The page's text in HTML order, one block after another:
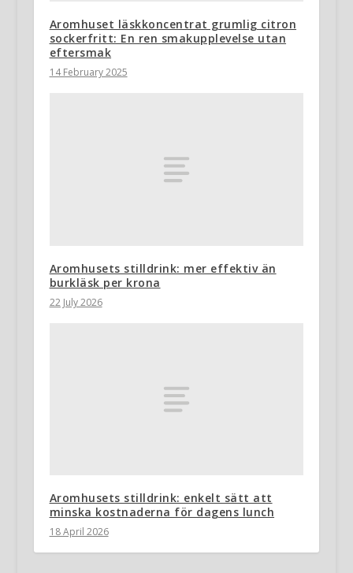
Aromhuset läskkoncentrat grumlig citron
sockerfritt: En ren smakupplevelse utan
eftersmak
14 February 2025
Aromhusets stilldrink: mer effektiv än
burkläsk per krona
22 July 2026
Aromhusets stilldrink: enkelt sätt att
minska kostnaderna för dagens lunch
18 April 2026